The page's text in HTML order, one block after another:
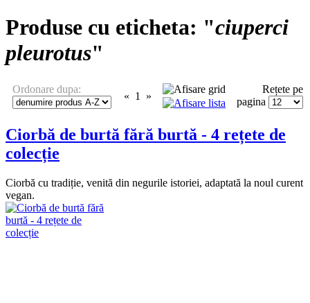
Produse cu eticheta: "ciuperci
pleurotus"
Ordonare dupa:
« 1 »
Rețete pe
pagina
Ciorbă de burtă fără burtă - 4 rețete de
colecție
Ciorbă cu tradiție, venită din negurile istoriei, adaptată la noul curent
vegan.